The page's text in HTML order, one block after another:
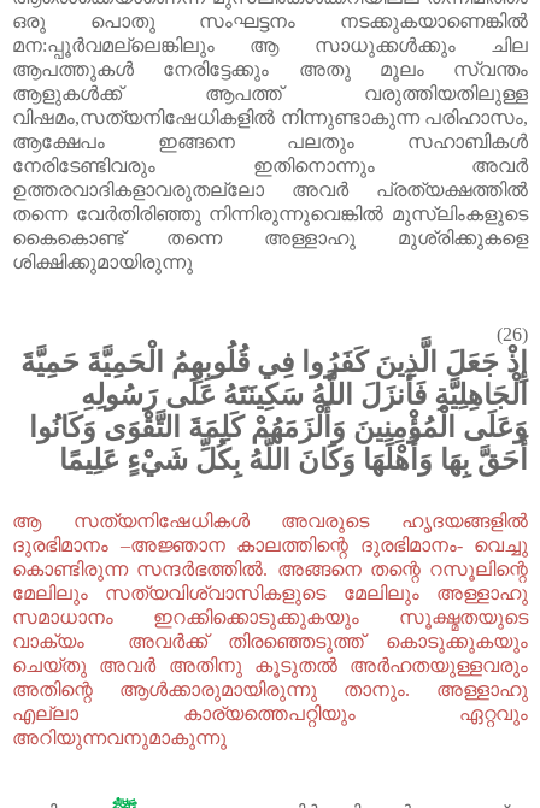
ഒരു
പൊതു സംഘട്ടനം
നടക്കുകയാണെങ്കിൽ
മന:പ്പൂർവമല്ലെങ്കിലും ആ സാധുക്കൾക്കും
ചില
ആപത്തുകൾ
നേരിട്ടേക്കും അതു മൂലം
സ്വന്തം
ആളുകൾക്ക്
ആപത്ത്
വരുത്തിയതിലുള്ള
വിഷമം,സത്യനിഷേധികളിൽ നിന്നുണ്ടാകുന്ന പരിഹാസം,
ആക്ഷേപം
ഇങ്ങനെ പലതും
സഹാബികൾ
നേരിടേണ്ടിവരും
ഇതിനൊന്നും
അവർ
ഉത്തരവാദികളാവരുതല്ലോ
അവർ
പ്രത്യക്ഷത്തിൽ
തന്നെ വേർതിരിഞ്ഞു നിന്നിരുന്നുവെങ്കിൽ മുസ്ലിംകളുടെ
കൈകൊണ്ട്
തന്നെ അള്ളാഹു മുശ്രിക്കുകളെ
ശിക്ഷിക്കുമായിരുന്നു
(26)
إِذْ جَعَلَ الَّذِينَ كَفَرُوا فِي قُلُوبِهِمُ الْحَمِيَّةَ حَمِيَّةَ
الْجَاهِلِيَّةِ فَأَنزَلَ اللَّهُ سَكِينَتَهُ عَلَى رَسُولِهِ
وَعَلَى الْمُؤْمِنِينَ وَأَلْزَمَهُمْ كَلِمَةَ التَّقْوَى وَكَانُوا
أَحَقَّ بِهَا وَأَهْلَهَا وَكَانَ اللَّهُ بِكُلِّ شَيْءٍ عَلِيمًا
ആ സത്യനിഷേധികൾ അവരുടെ ഹൃദയങ്ങളിൽ
ദുരഭിമാനം –അജ്ഞാന കാലത്തിന്റെ ദുരഭിമാനം- വെച്ചു
കൊണ്ടിരുന്ന സന്ദർഭത്തിൽ. അങ്ങനെ തന്റെ റസൂലിന്റെ
മേലിലും സത്യവിശ്വാസികളുടെ മേലിലും അള്ളാഹു
സമാധാനം ഇറക്കിക്കൊടുക്കുകയും സൂക്ഷ്മതയുടെ
വാക്യം അവർക്ക് തിരഞ്ഞെടുത്ത് കൊടുക്കുകയും
ചെയ്തു അവർ അതിനു കൂടുതൽ അർഹതയുള്ളവരും
അതിന്റെ ആൾക്കാരുമായിരുന്നു താനും. അള്ളാഹു
എല്ലാ കാര്യത്തെപറ്റിയും ഏറ്റവും
അറിയുന്നവനുമാകുന്നു